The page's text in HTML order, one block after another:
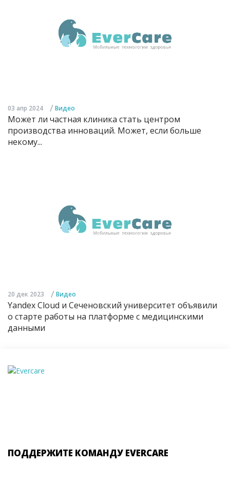
03 апр 2024 / Видео
Может ли частная клиника стать центром
производства инноваций. Может, если больше
некому...
20 дек 2023 / Видео
Yandex Cloud и Сеченовский университет объявили
о старте работы на платформе с медицинскими
данными
ПОДДЕРЖИТЕ КОМАНДУ EVERCARE